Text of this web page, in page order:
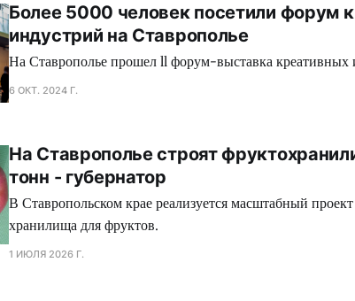
Более 5000 человек посетили форум
индустрий на Ставрополье
На Ставрополье прошел ll форум-выставка креативных
6 ОКТ. 2024 Г.
На Ставрополье строят
тонн - губернатор
В Ставропольском крае реализуется масштабный
хранилища для фруктов.
1 ИЮЛЯ 2026 Г.